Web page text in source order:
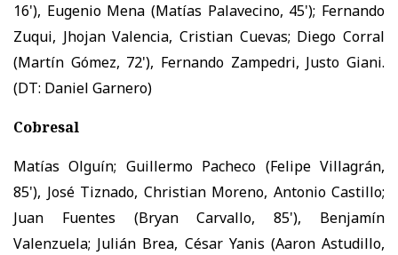
16'), Eugenio Mena (Matías Palavecino, 45'); Fernando
Zuqui, Jhojan Valencia, Cristian Cuevas; Diego Corral
(Martín Gómez, 72'), Fernando Zampedri, Justo Giani.
(DT: Daniel Garnero)
Cobresal
Matías Olguín; Guillermo Pacheco (Felipe Villagrán,
85'), José Tiznado, Christian Moreno, Antonio Castillo;
Juan Fuentes (Bryan Carvallo, 85'), Benjamín
Valenzuela; Julián Brea, César Yanis (Aaron Astudillo,